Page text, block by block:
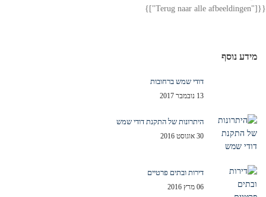
["Terug naar alle afbeeldingen"]}}}
מידע נוסף
דודי שמש ברחובות
13 נובמבר 2017
היתרונות של התקנת דודי שמש
30 אוגוסט 2016
דירות ובתים פרטיים
06 מרץ 2016